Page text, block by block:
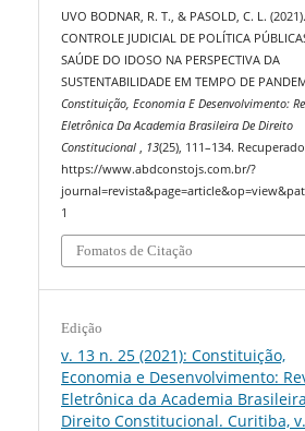
UVO BODNAR, R. T., & PASOLD, C. L.
CONTROLE JUDICIAL DE POLÍTICA
SAÚDE DO IDOSO NA PERSPECTIVA DA
SUSTENTABILIDADE EM TEMPO DE
Constituição, Economia E Desenvolvimento:
Eletrônica Da Academia Brasileira De Direito
Constitucional
13(25), 111–134.
https://www.abdconstojs.com.br/?
1
Fomatos de Citação
Edição
v. 13 n. 25 (2021): Constituição,
Economia e Desenvolvimento:
Eletrônica da Academia
Direito Constitucional. Curitiba,